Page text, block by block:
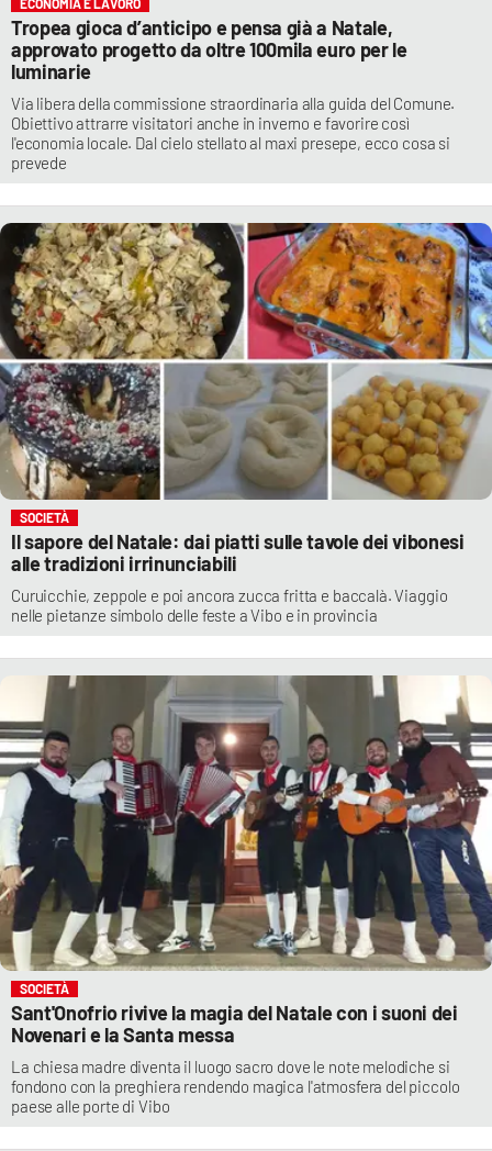
ECONOMIA E LAVORO
Tropea gioca d’anticipo e pensa già a Natale,
approvato progetto da oltre 100mila euro per le
luminarie
Via libera della commissione straordinaria alla guida del Comune.
Obiettivo attrarre visitatori anche in inverno e favorire così
l'economia locale. Dal cielo stellato al maxi presepe, ecco cosa si
prevede
SOCIETÀ
Il sapore del Natale: dai piatti sulle tavole dei vibonesi
alle tradizioni irrinunciabili
Curuicchie, zeppole e poi ancora zucca fritta e baccalà. Viaggio
nelle pietanze simbolo delle feste a Vibo e in provincia
SOCIETÀ
Sant'Onofrio rivive la magia del Natale con i suoni dei
Novenari e la Santa messa
La chiesa madre diventa il luogo sacro dove le note melodiche si
fondono con la preghiera rendendo magica l'atmosfera del piccolo
paese alle porte di Vibo